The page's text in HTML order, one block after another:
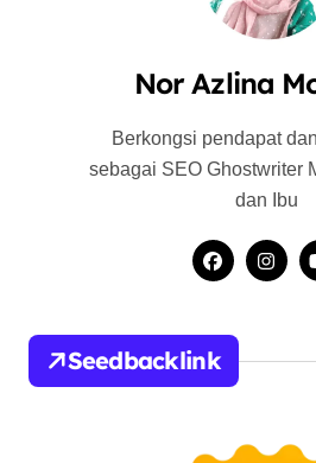
Nor Azlina
Berkongsi pendapat
sebagai SEO Ghostwriter
dan Ibu
Seedbacklink